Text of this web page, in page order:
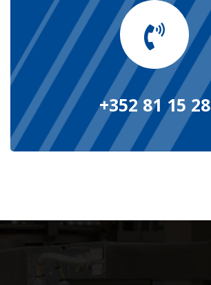
+352 81 15 28